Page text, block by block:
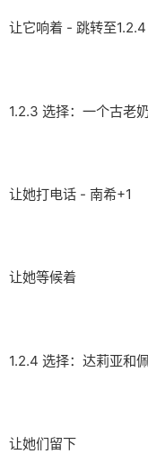
让它响着 - 跳转至1.2.4
1.2.3 选择：一个古老
让她打电话 - 南希+1
让她等候着
1.2.4 选择：达莉亚和
让她们留下